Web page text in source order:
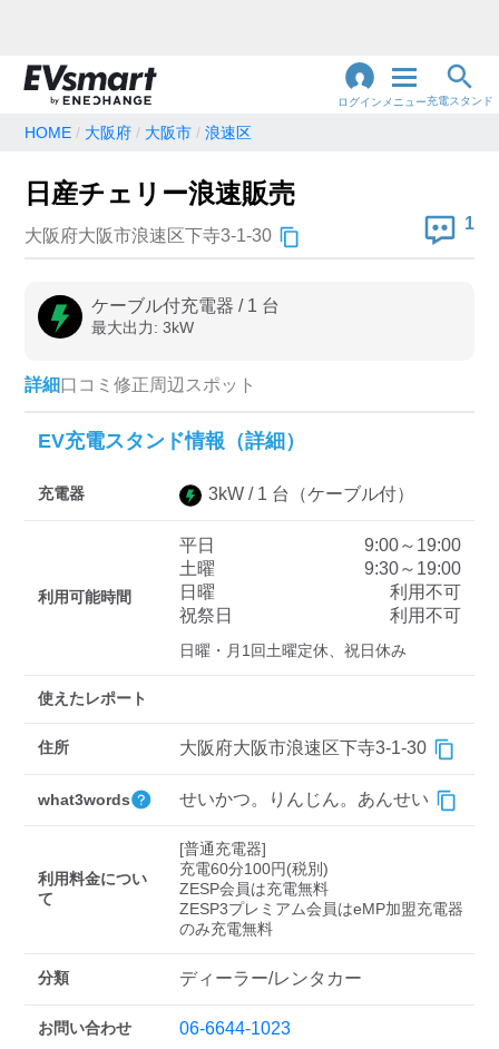
ログイン メニュー充電スタンド
地名・観光スポット・住所で検索
充電器の種類
急速充電器のみ表示
高速道路上のみ表示
認証システム
EV充電エネチェンジ e-Mobility Power
三菱ディーラーを表示
日産ディーラーを表示
トヨタディーラーを表
充電器の出力
HOME 大阪府 大阪市 浪速区
日産チェリー浪速販売
大阪府大阪市浪速区下寺3-1-30
1
ケーブル付充電器 / 1 台
最大出力: 3kW
詳細口コミ 修正周辺スポット
EV充電スタンド情報（詳細）
充電器 3kW / 1 台 （ケーブル付）
利用可能時間
平日
9:00～19:00
土曜
9:30～19:00
日曜
利用不可
祝祭日
利用不可
日曜・月1回土曜定休、祝日休み
使えたレポート
住所 大阪府大阪市浪速区下寺3-1-30
what3words せいかつ。りんじん。あんせい
利用料金につい
て
[普通充電器]
充電60分100円(税別)
ZESP会員は充電無料
ZESP3プレミアム会員はeMP加盟充電器
のみ充電無料
分類 ディーラー/レンタカー
お問い合わせ 06-6644-1023